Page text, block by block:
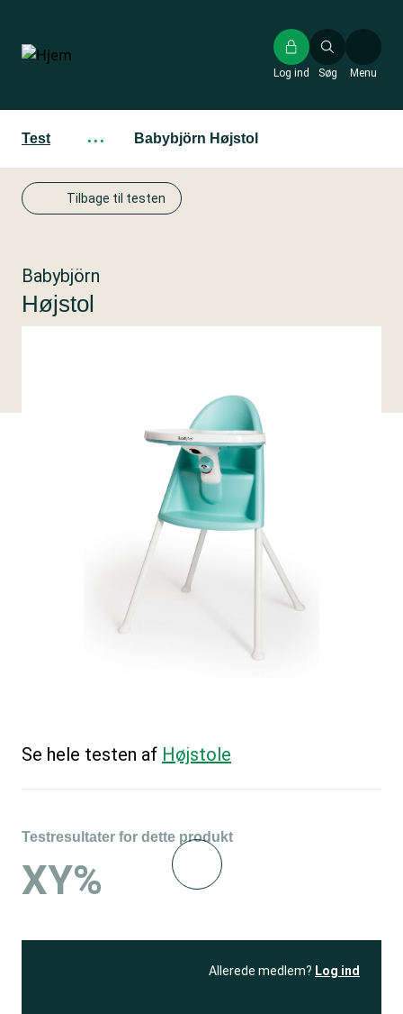
hovedindhold
Søg
Log ind Menu
Test ··· Babybjörn Højstol
Tilbage til testen
Babybjörn
Højstol
Se hele testen af Højstole
Testresultater for dette produkt
XY%
Allerede medlem? Log ind